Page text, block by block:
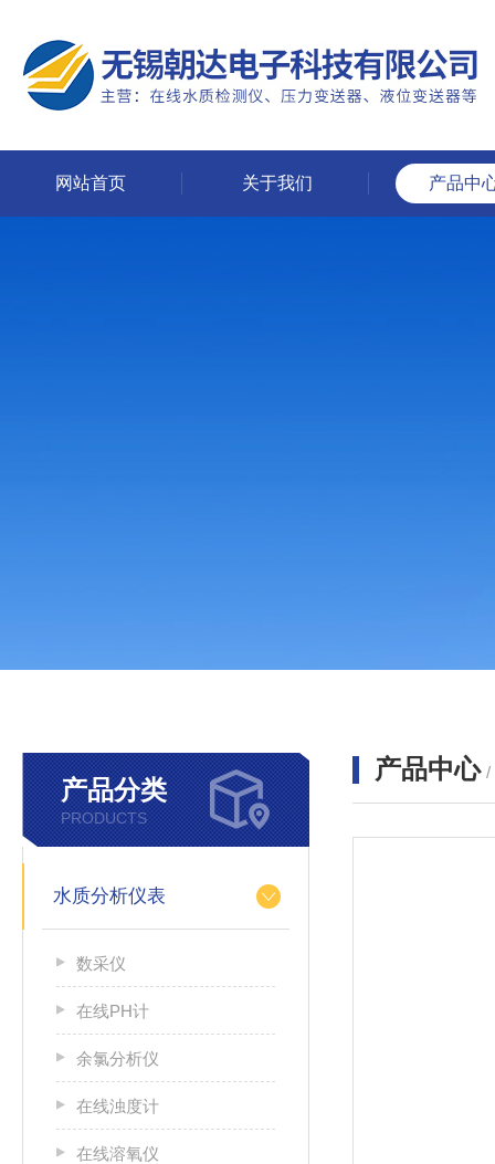
网站首页 关于我们 产品中
产品分类
PRODUCTS
水质分析仪表
数采仪
在线PH计
余氯分析仪
在线浊度计
在线溶氧仪
产品中心 /